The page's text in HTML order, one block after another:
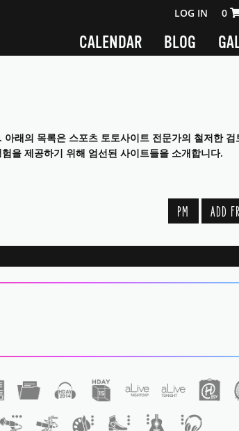
CALENDAR BLOG
LOG IN 0
래의 목록은 스포츠 토토사이트 전문가의 철저한 검
을 제공하기 위해 엄선된 사이트들을 소개합니다.
PM ADD